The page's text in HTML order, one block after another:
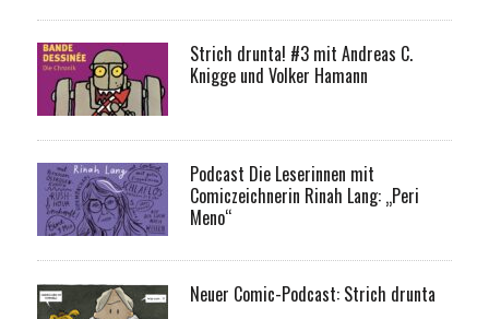
Strich drunta! #3 mit Andreas C.
Knigge und Volker Hamann
Podcast Die Leserinnen mit
Comiczeichnerin Rinah Lang: „Peri
Meno“
Neuer Comic-Podcast: Strich drunta